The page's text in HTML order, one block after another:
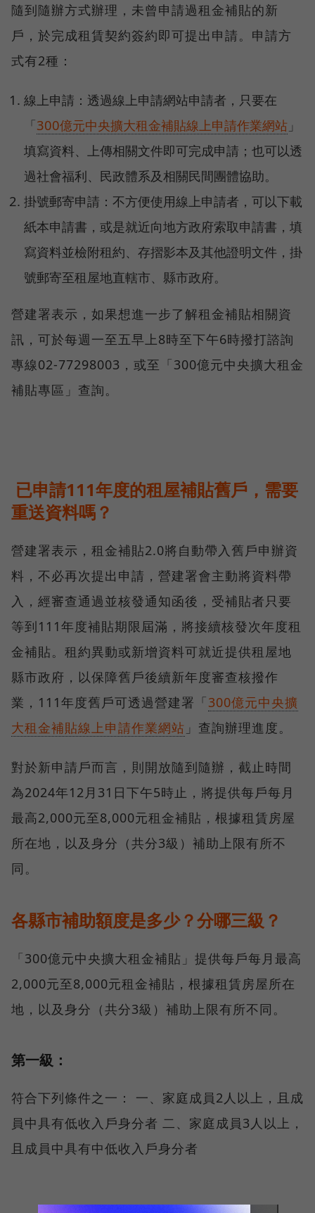
隨到隨辦方式辦理，未曾申請過租金補貼的新
戶，於完成租賃契約簽約即可提出申請。申請方
式有2種：
線上申請：透過線上申請網站申請者，只要在
「300億元中央擴大租金補貼線上申請作業網站 」
填寫資料、上傳相關文件即可完成申請；也可以透
過社會福利、民政體系及相關民間團體協助。
掛號郵寄申請：不方便使用線上申請者，可以下載
紙本申請書，或是就近向地方政府索取申請書，填
寫資料並檢附租約、存摺影本及其他證明文件，掛
號郵寄至租屋地直轄市、縣市政府。
營建署表示，如果想進一步了解租金補貼相關資
訊，可於每週一至五早上8時至下午6時撥打諮詢
專線02-77298003，或至「300億元中央擴大租金
補貼專區」查詢。
已申請111年度的租屋補貼舊戶，需要
重送資料嗎？
營建署表示，租金補貼2.0將自動帶入舊戶申辦資
料，不必再次提出申請，營建署會主動將資料帶
入，經審查通過並核發通知函後，受補貼者只要
等到111年度補貼期限屆滿，將接續核發次年度租
金補貼。租約異動或新增資料可就近提供租屋地
縣市政府，以保障舊戶後續新年度審查核撥作
業，111年度舊戶可透過營建署「300億元中央擴
大租金補貼線上申請作業網站 」查詢辦理進度。
對於新申請戶而言，則開放隨到隨辦，截止時間
為2024年12月31日下午5時止，將提供每戶每月
最高2,000元至8,000元租金補貼，根據租賃房屋
所在地，以及身分（共分3級）補助上限有所不
同。
各縣市補助額度是多少？分哪三級？
「300億元中央擴大租金補貼」提供每戶每月最高
2,000元至8,000元租金補貼，根據租賃房屋所在
地，以及身分（共分3級）補助上限有所不同。
第一級：
符合下列條件之一： 一、家庭成員2人以上，且成
員中具有低收入戶身分者 二、家庭成員3人以上，
且成員中具有中低收入戶身分者